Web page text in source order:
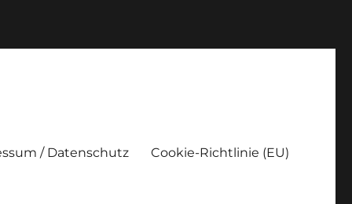
/ Datenschutz Cookie-Richtlinie (EU)